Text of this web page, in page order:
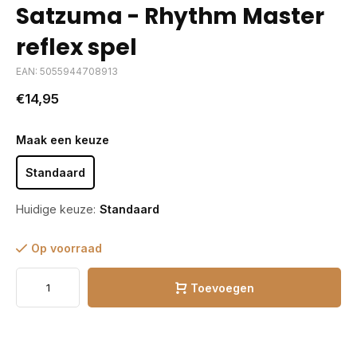
Satzuma - Rhythm Master
reflex spel
EAN: 5055944708913
€14,95
Maak een keuze
Standaard
Huidige keuze: Standaard
Op voorraad
Toevoegen